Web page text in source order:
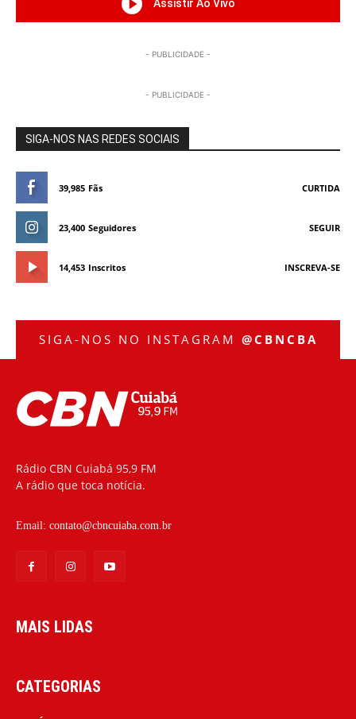
Assistir Ao Vivo
- PUBLICIDADE -
- PUBLICIDADE -
SIGA-NOS NAS REDES SOCIAIS
39,985 Fãs CURTIDA
23,400 Seguidores SEGUIR
14,453 Inscritos INSCREVA-SE
SIGA-NOS NO INSTAGRAM @CBNCBA
Rádio CBN Cuiabá 95,9 FM
A rádio que toca notícia.
Email: contato@cbncuiaba.com.br
MAIS LIDAS
CATEGORIAS